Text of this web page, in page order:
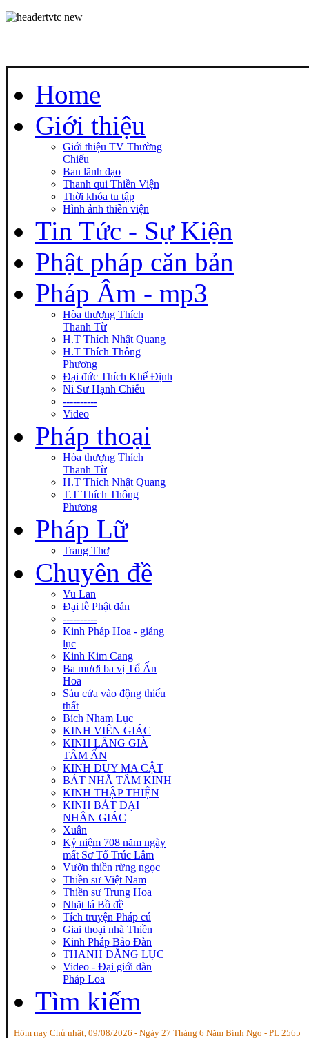
Home
Giới thiệu
Giới thiệu TV Thường
Chiếu
Ban lãnh đạo
Thanh qui Thiền Viện
Thời khóa tu tập
Hình ảnh thiền viện
Tin Tức - Sự Kiện
Phật pháp căn bản
Pháp Âm - mp3
Hòa thượng Thích
Thanh Từ
H.T Thích Nhật Quang
H.T Thích Thông
Phương
Đại đức Thích Khế Định
Ni Sư Hạnh Chiếu
----------
Video
Pháp thoại
Hòa thượng Thích
Thanh Từ
H.T Thích Nhật Quang
T.T Thích Thông
Phương
Pháp Lữ
Trang Thơ
Chuyên đề
Vu Lan
Đại lễ Phật đản
----------
Kinh Pháp Hoa - giảng
lục
Kinh Kim Cang
Ba mươi ba vị Tổ Ấn
Hoa
Sáu cửa vào động thiếu
thất
Bích Nham Lục
KINH VIÊN GIÁC
KINH LĂNG GIÀ
TÂM ẤN
KINH DUY MA CẬT
BÁT NHÃ TÂM KINH
KINH THẬP THIỆN
KINH BÁT ĐẠI
NHÂN GIÁC
Xuân
Kỷ niệm 708 năm ngày
mất Sơ Tổ Trúc Lâm
Vườn thiền rừng ngọc
Thiền sư Việt Nam
Thiền sư Trung Hoa
Nhặt lá Bồ đề
Tích truyện Pháp cú
Giai thoại nhà Thiền
Kinh Pháp Bảo Đàn
THANH ĐĂNG LỤC
Video - Đại giới dàn
Pháp Loa
Tìm kiếm
Hôm nay Chủ nhật, 09/08/2026 - Ngày 27 Tháng 6 Năm Bính Ngọ - PL 2565